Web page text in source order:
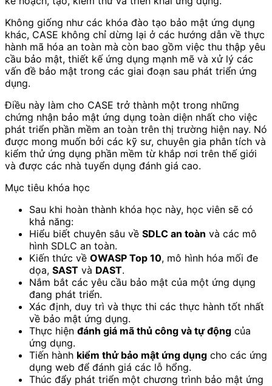
Không giống như các khóa đào tạo bảo mật ứng dụng
khác, CASE không chỉ dừng lại ở các hướng dẫn về thực
hành mã hóa an toàn mà còn bao gồm việc thu thập yêu
cầu bảo mật, thiết kế ứng dụng mạnh mẽ và xử lý các
vấn đề bảo mật trong các giai đoạn sau phát triển ứng
dụng.
Điều này làm cho CASE trở thành một trong những
chứng nhận bảo mật ứng dụng toàn diện nhất cho việc
phát triển phần mềm an toàn trên thị trường hiện nay. Nó
được mong muốn bởi các kỹ sư, chuyên gia phân tích và
kiểm thử ứng dụng phần mềm từ khắp nơi trên thế giới
và được các nhà tuyển dụng đánh giá cao.
Mục tiêu khóa học
Sau khi hoàn thành khóa học này, học viên sẽ có
khả năng:
Hiểu biết chuyên sâu về SDLC an toàn và các mô
hình SDLC an toàn.
Kiến thức về OWASP Top 10, mô hình hóa mối đe
dọa, SAST và DAST.
Nắm bắt các yêu cầu bảo mật của một ứng dụng
đang phát triển.
Xác định, duy trì và thực thi các thực hành tốt nhất
về bảo mật ứng dụng.
Thực hiện đánh giá mã thủ công và tự động của
ứng dụng.
Tiến hành kiểm thử bảo mật ứng dụng cho các ứng
dụng web để đánh giá các lỗ hổng.
Thúc đẩy phát triển một chương trình bảo mật ứng